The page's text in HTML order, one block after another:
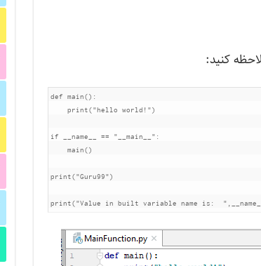
def main():
    print("hello world!")
if __name__ == "__main__":
    main()
print("Guru99")
print("Value in built variable name is: